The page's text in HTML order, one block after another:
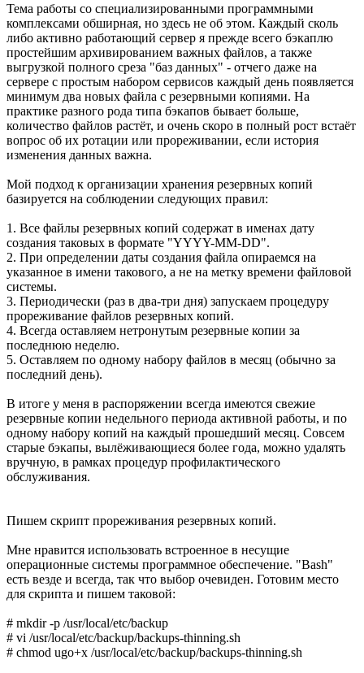
Тема работы со специализированными программными
комплексами обширная, но здесь не об этом. Каждый сколь
либо активно работающий сервер я прежде всего бэкаплю
простейшим архивированием важных файлов, а также
выгрузкой полного среза "баз данных" - отчего даже на
сервере с простым набором сервисов каждый день появляется
минимум два новых файла с резервными копиями. На
практике разного рода типа бэкапов бывает больше,
количество файлов растёт, и очень скоро в полный рост встаёт
вопрос об их ротации или прореживании, если история
изменения данных важна.
Мой подход к организации хранения резервных копий
базируется на соблюдении следующих правил:
1. Все файлы резервных копий содержат в именах дату
создания таковых в формате "YYYY-MM-DD".
2. При определении даты создания файла опираемся на
указанное в имени такового, а не на метку времени файловой
системы.
3. Периодически (раз в два-три дня) запускаем процедуру
прореживание файлов резервных копий.
4. Всегда оставляем нетронутым резервные копии за
последнюю неделю.
5. Оставляем по одному набору файлов в месяц (обычно за
последний день).
В итоге у меня в распоряжении всегда имеются свежие
резервные копии недельного периода активной работы, и по
одному набору копий на каждый прошедший месяц. Совсем
старые бэкапы, вылёживающиеся более года, можно удалять
вручную, в рамках процедур профилактического
обслуживания.
Пишем скрипт прореживания резервных копий.
Мне нравится использовать встроенное в несущие
операционные системы программное обеспечение. "Bash"
есть везде и всегда, так что выбор очевиден. Готовим место
для скрипта и пишем таковой:
# mkdir -p /usr/local/etc/backup
# vi /usr/local/etc/backup/backups-thinning.sh
# chmod ugo+x /usr/local/etc/backup/backups-thinning.sh